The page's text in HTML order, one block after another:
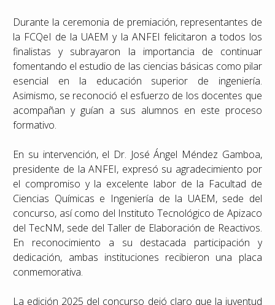
Durante la ceremonia de premiación, representantes de
la FCQeI de la UAEM y la ANFEI felicitaron a todos los
finalistas y subrayaron la importancia de continuar
fomentando el estudio de las ciencias básicas como pilar
esencial en la educación superior de ingeniería.
Asimismo, se reconoció el esfuerzo de los docentes que
acompañan y guían a sus alumnos en este proceso
formativo.
En su intervención, el Dr. José Ángel Méndez Gamboa,
presidente de la ANFEI, expresó su agradecimiento por
el compromiso y la excelente labor de la Facultad de
Ciencias Químicas e Ingeniería de la UAEM, sede del
concurso, así como del Instituto Tecnológico de Apizaco
del TecNM, sede del Taller de Elaboración de Reactivos.
En reconocimiento a su destacada participación y
dedicación, ambas instituciones recibieron una placa
conmemorativa.
La edición 2025 del concurso dejó claro que la juventud